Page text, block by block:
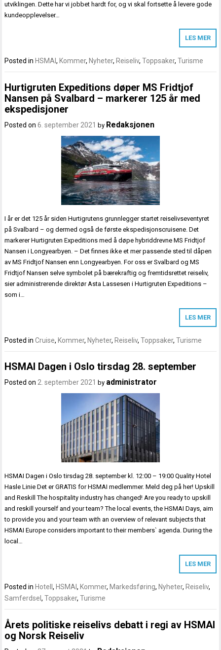
utviklingen. Dette har vi jobbet hardt for, og vi skal fortsette å levere gode
kundeopplevelser…
LES MER
Posted in HSMAI, Kommer, Nyheter, Reiseliv,Toppsaker,Turisme
Hurtigruten Expeditions døper MS Fridtjof
Nansen på Svalbard – markerer 125 år med
ekspedisjoner
Posted on6. september 2021 by Redaksjonen
I år er det 125 år siden Hurtigrutens grunnlegger startet reiselivseventyret
på Svalbard – og dermed også de første ekspedisjonscruisene. Det
markerer Hurtigruten Expeditions med å døpe hybriddrevne MS Fridtjof
Nansen i Longyearbyen. – Det finnes ikke et mer passende sted til dåpen
av MS Fridtjof Nansen enn Longyearbyen. For oss er Svalbard og MS
Fridtjof Nansen selve symbolet på bærekraftig og fremtidsrettet reiseliv,
sier administrerende direktør Asta Lassesen i Hurtigruten Expeditions –
som i…
LES MER
Posted inCruise, Kommer, Nyheter, Reiseliv,Toppsaker,Turisme
HSMAI Dagen i Oslo tirsdag 28. september
Posted on2. september 2021 by administrator
HSMAI Dagen i Oslo tirsdag 28. september kl. 12:00 – 19:00 Quality Hotel
Hasle Linie Det er GRATIS for HSMAI medlemmer. Meld deg på her! Upskill
and Reskill The hospitality industry has changed! Are you ready to upskill
and reskill yourself and your team? The local events, the HSMAI Days, aim
to provide you and your team with an overview of relevant subjects that
HSMAI Europe considers important to their members` agenda. During the
local…
LES MER
Posted in Hotell, HSMAI, Kommer, Markedsføring, Nyheter, Reiseliv,
Samferdsel,Toppsaker,Turisme
Årets politiske reiselivs debatt i regi av HSMAI
og Norsk Reiseliv